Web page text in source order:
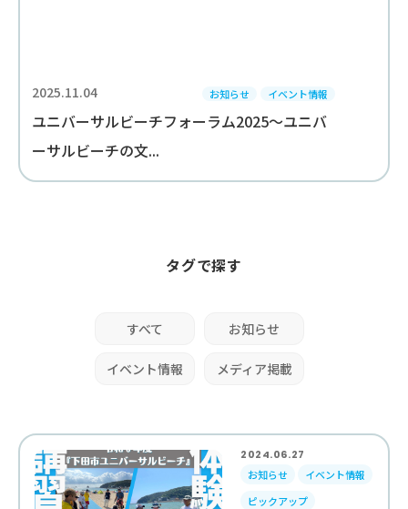
2025.11.04 お知らせ イベント情報
ユニバーサルビーチフォーラム2025～ユニバ
ーサルビーチの文...
タグで探す
すべて お知らせ
イベント情報 メディア掲載
2024.06.27
お知らせ
イベント情報
ピックアップ